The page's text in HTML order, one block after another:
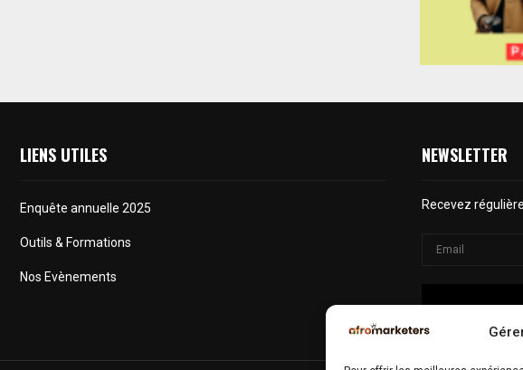
LIENS UTILES
Enquête annuelle 2025
Outils & Formations
Nos Evènements
NEWSLETTER
Recevez